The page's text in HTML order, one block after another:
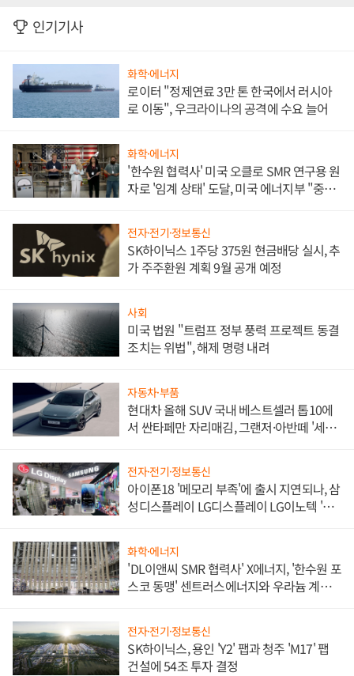
인기기사
화학·에너지
로이터 "정제연료 3만 톤 한국에서 러시아
로 이동", 우크라이나의 공격에 수요 늘어
화학·에너지
'한수원 협력사' 미국 오클로 SMR 연구용 원
자로 '임계 상태' 도달, 미국 에너지부 "중요
전자·전기·정보통신
SK하이닉스 1주당 375원 현금배당 실시, 추
가 주주환원 계획 9월 공개 예정
사회
미국 법원 "트럼프 정부 풍력 프로젝트 동결
조치는 위법", 해제 명령 내려
자동차·부품
현대차 올해 SUV 국내 베스트셀러 톱10에
서 싼타페만 자리매김, 그랜저·아반떼 '세단
전자·전기·정보통신
아이폰18 '메모리 부족'에 출시 지연되나, 삼
성디스플레이 LG디스플레이 LG이노텍 '탈
화학·에너지
'DL이앤씨 SMR 협력사' X에너지, '한수원 포
스코 동맹' 센트러스에너지와 우라늄 계약
전자·전기·정보통신
SK하이닉스, 용인 'Y2' 팹과 청주 'M17' 팹
건설에 54조 투자 결정